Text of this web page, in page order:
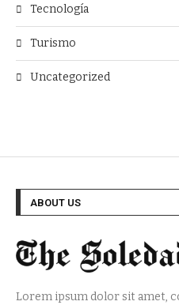
Tecnología
Turismo
Uncategorized
ABOUT US
Lorem ipsum dolor sit amet,